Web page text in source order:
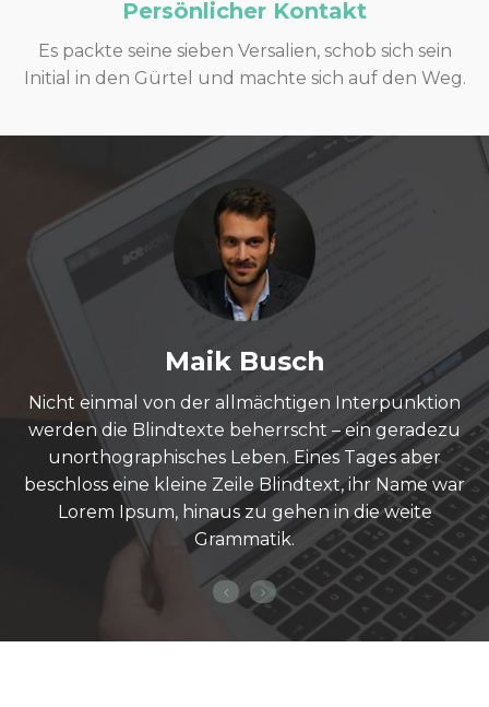
Persönlicher Kontakt
Es packte seine sieben Versalien, schob sich sein
Initial in den Gürtel und machte sich auf den Weg.
Maik Busch
Nicht einmal von der allmächtigen Interpunktion
werden die Blindtexte beherrscht – ein geradezu
unorthographisches Leben. Eines Tages aber
beschloss eine kleine Zeile Blindtext, ihr Name war
Lorem Ipsum, hinaus zu gehen in die weite
Grammatik.